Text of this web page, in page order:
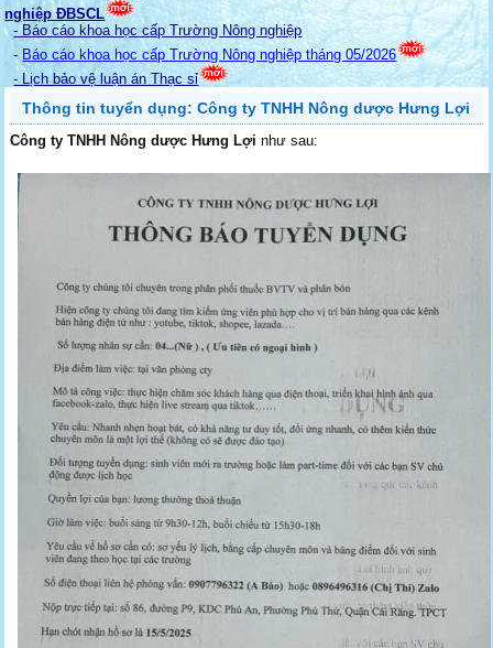
nghiệp ĐBSCL
- Báo cáo khoa học cấp Trường Nông nghiệp
- Báo cáo khoa học cấp Trường Nông nghiệp tháng 05/2026
- Lịch bảo vệ luận án Thạc sỉ
Thông tin tuyển dụng: Công ty TNHH Nông dược Hưng Lợi
Công ty TNHH Nông dược Hưng Lợinhư sau: